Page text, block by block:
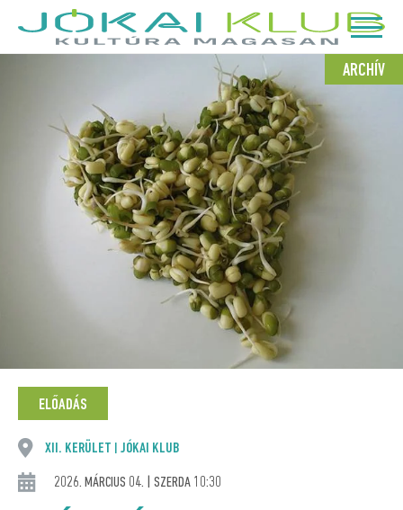
ARCHÍV
ELŐADÁS
XII. KERÜLET JÓKAI KLUB
2026. MÁRCIUS 04. | SZERDA 10:30